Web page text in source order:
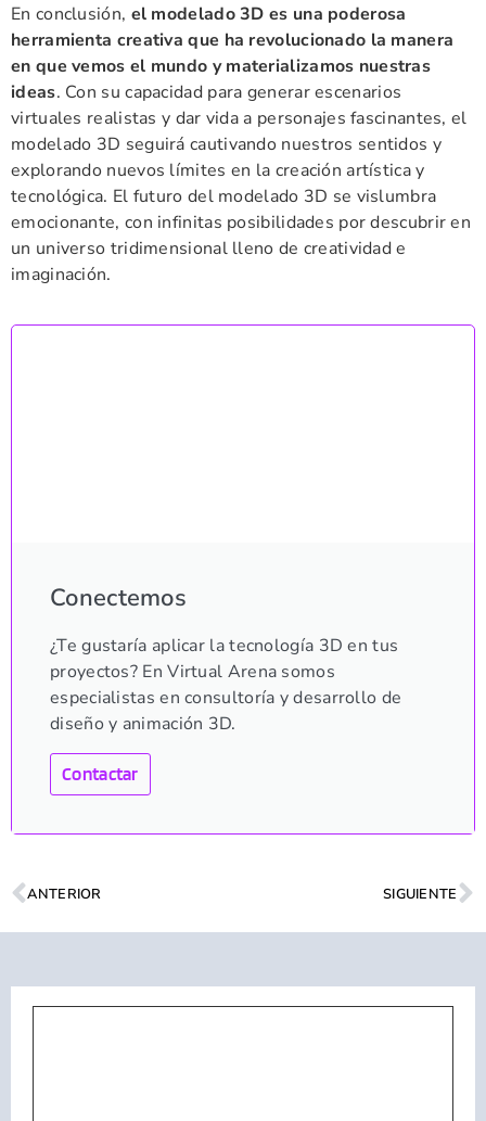
En conclusión, el modelado 3D es una poderosa
herramienta creativa que ha revolucionado la manera
en que vemos el mundo y materializamos nuestras
ideas. Con su capacidad para generar escenarios
virtuales realistas y dar vida a personajes fascinantes, el
modelado 3D seguirá cautivando nuestros sentidos y
explorando nuevos límites en la creación artística y
tecnológica. El futuro del modelado 3D se vislumbra
emocionante, con infinitas posibilidades por descubrir en
un universo tridimensional lleno de creatividad e
imaginación.
Conectemos
¿Te gustaría aplicar la tecnología 3D en tus
proyectos? En Virtual Arena somos
especialistas en consultoría y desarrollo de
diseño y animación 3D.
Contactar
ANTERIOR SIGUIENTE